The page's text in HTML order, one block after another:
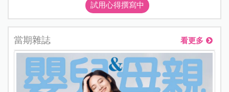
試用心得撰寫中
當期雜誌 看更多